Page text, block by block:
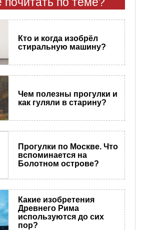
Кто и когда изобрёл
стиральную машину?
Чем полезны прогулки и
как гуляли в старину?
Прогулки по Москве. Что
вспоминается на
Болотном острове?
Какие изобретения
Древнего Рима
используются до сих
пор?